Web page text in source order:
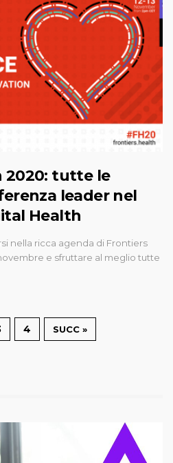
2020: tutte le
leader nel
Health
nella ricca agenda di Frontiers
e sfruttare al meglio tutte
4 SUCC »